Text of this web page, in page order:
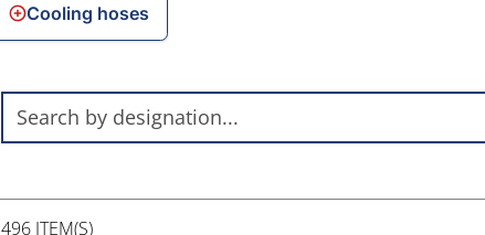
Cooling hoses
496 ITEM(S)